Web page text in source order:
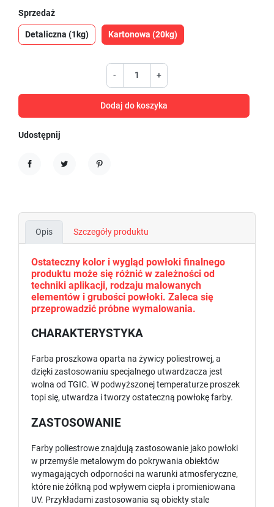
Sprzedaż
Detaliczna (1kg) Kartonowa (20kg)
- +
Dodaj do koszyka
Udostępnij
Opis Szczegóły produktu
Ostateczny kolor i wygląd powłoki finalnego
produktu może się różnić w zależności od
techniki aplikacji, rodzaju malowanych
elementów i grubości powłoki. Zaleca się
przeprowadzić próbne wymalowania.
CHARAKTERYSTYKA
Farba proszkowa oparta na żywicy poliestrowej, a
dzięki zastosowaniu specjalnego utwardzacza jest
wolna od TGIC. W podwyższonej temperaturze proszek
topi się, utwardza i tworzy ostateczną powłokę farby.
ZASTOSOWANIE
Farby poliestrowe znajdują zastosowanie jako powłoki
w przemyśle metalowym do pokrywania obiektów
wymagających odporności na warunki atmosferyczne,
które nie żółkną pod wpływem ciepła i promieniowana
UV. Przykładami zastosowania są obiekty stale